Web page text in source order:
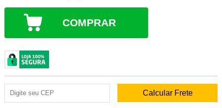
COMPRAR